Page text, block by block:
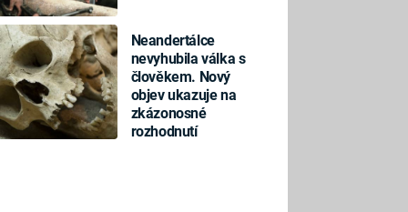
Neandertálce
nevyhubila válka s
člověkem. Nový
objev ukazuje na
zkázonosné
rozhodnutí